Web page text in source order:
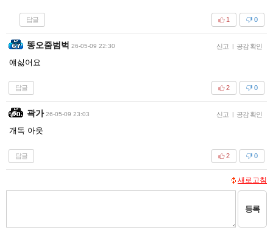
답글 0
1
똥오줌범벅 26-05-09 22:30 신고 | 공감 확인
얘싫어요
답글 0
2
곽가 26-05-09 23:03 신고 | 공감 확인
개독 아웃
답글 0
2
새로고침
등록